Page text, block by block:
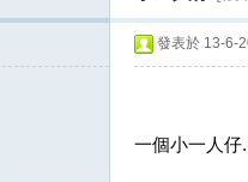
發表於 13-6-
一個小一人仔